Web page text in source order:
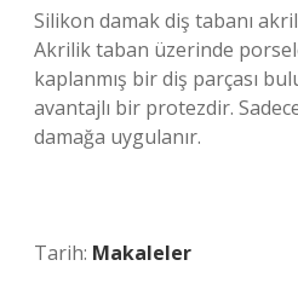
Silikon damak diş tabanı
Akrilik taban üzerinde
kaplanmış bir diş parçası
avantajlı bir protezdir.
damağa uygulanır.
Tarih: Makaleler